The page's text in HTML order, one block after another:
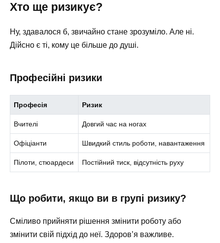
Хто ще ризикує?
Ну, здавалося б, звичайно стане зрозуміло. Але ні.
Дійсно є ті, кому це більше до душі.
Професійні ризики
Професія Ризик
Вчителі Довгий час на ногах
Офіціанти Швидкий стиль роботи, навантаження
Пілоти, стюардеси Постійний тиск, відсутність руху
Що робити, якщо ви в групі ризику?
Сміливо прийняти рішення змінити роботу або
змінити свій підхід до неї. Здоров’я важливе.